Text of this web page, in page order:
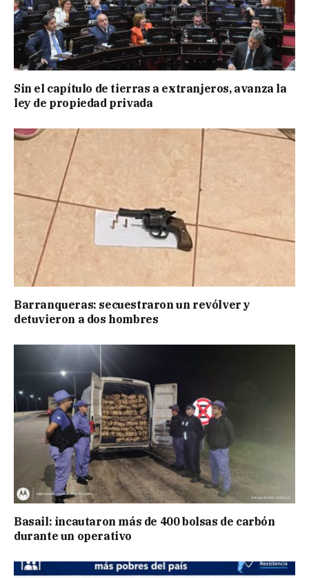
Sin el capítulo de tierras a extranjeros, avanza la
ley de propiedad privada
Barranqueras: secuestraron un revólver y
detuvieron a dos hombres
Basail: incautaron más de 400 bolsas de carbón
durante un operativo